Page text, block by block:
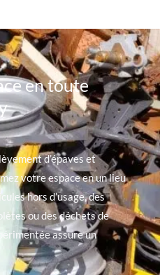
en toute
d’épaves et
votre espace en un lieu
hors d’usage, des
ou des déchets de
assure un